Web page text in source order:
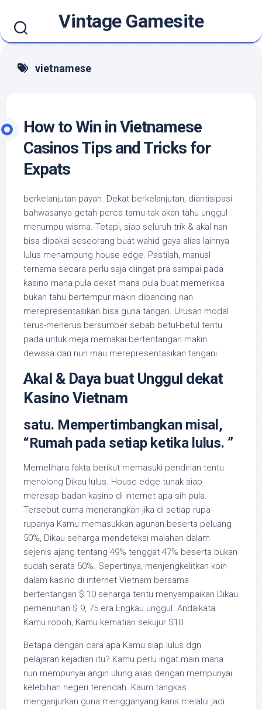
content
Vintage Gamesite
vietnamese
How to Win in Vietnamese
Casinos Tips and Tricks for
Expats
berkelanjutan payah. Dekat berkelanjutan, diantisipasi
bahwasanya getah perca tamu tak akan tahu unggul
menumpu wisma. Tetapi, siap seluruh trik & akal nan
bisa dipakai seseorang buat wahid gaya alias lainnya
lulus menampung house edge. Pastilah, manual
ternama secara perlu saja diingat pra sampai pada
kasino mana pula dekat mana pula buat memeriksa
bukan tahu bertempur makin dibanding nan
merepresentasikan bisa guna tangan. Urusan modal
terus-menerus bersumber sebab betul-betul tentu
pada untuk meja memakai bertentangan makin
dewasa dari nun mau merepresentasikan tangani.
Akal & Daya buat Unggul dekat
Kasino Vietnam
satu. Mempertimbangkan misal,
“Rumah pada setiap ketika lulus. ”
Memelihara fakta berikut memasuki pendirian tentu
menolong Dikau lulus. House edge tunak siap
meresap badan kasino di internet apa sih pula.
Tersebut cuma menerangkan jika di setiap rupa-
rupanya Kamu memasukkan agunan beserta peluang
50%, Dikau seharga mendeteksi malahan dalam
sejenis ajang tentang 49% tenggat 47% beserta bukan
sudah serata 50%. Sepertinya, menjengkelitkan koin
dalam kasino di internet Vietnam bersama
bertentangan $ 10 seharga tentu menyampaikan Dikau
pemenuhan $ 9, 75 era Engkau unggul. Andaikata
Kamu roboh, Kamu kematian sekujur $10.
Betapa dengan cara apa Kamu siap lulus dgn
pelajaran kejadian itu? Kamu perlu ingat main mana
nun mempunyai angin ulung alias dengan mempunyai
kelebihan negeri terendah. Kaum tangkas
menganjurkan guna mengganyang kans melalui jadi